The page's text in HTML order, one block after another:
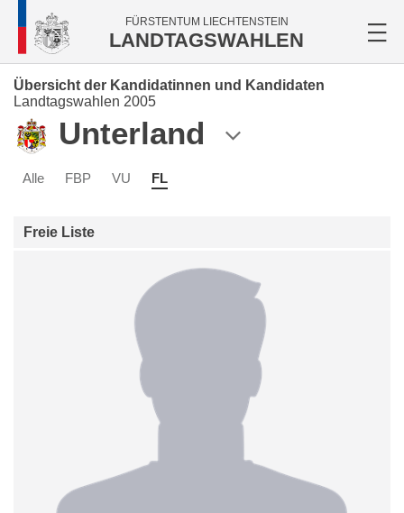
FÜRSTENTUM LIECHTENSTEIN
LANDTAGSWAHLEN
Übersicht der Kandidatinnen und Kandidaten
Landtagswahlen 2005
Unterland
Alle FBP VU FL
Freie Liste